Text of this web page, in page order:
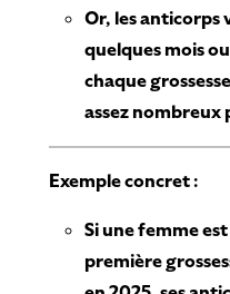
Or, les anticorps
quelques mois
chaque
assez
Exemple concret :
Si une femme
première